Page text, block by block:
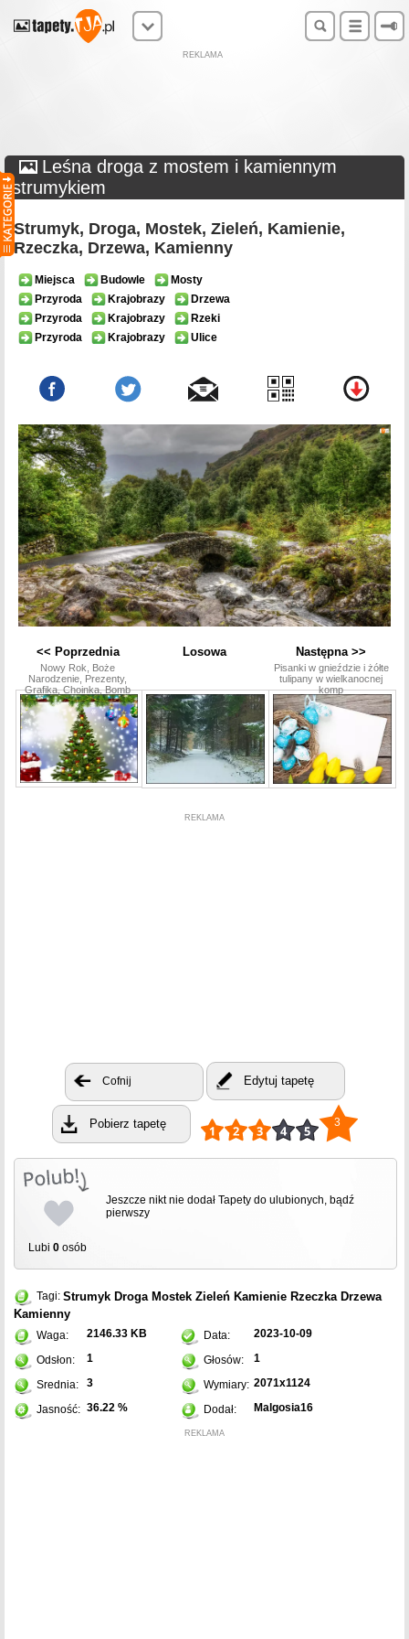
REKLAMA
Leśna droga z mostem i kamiennym
strumykiem
Strumyk, Droga, Mostek, Zieleń, Kamienie,
Rzeczka, Drzewa, Kamienny
Miejsca Budowle
Mosty
Przyroda
Krajobrazy
Drzewa
Przyroda
Krajobrazy
Rzeki
Przyroda
Krajobrazy Ulice
<< Poprzednia
Nowy Rok, Boże
Narodzenie, Prezenty,
Grafika, Choinka, Bomb
Losowa Następna >>
Pisanki w gnieździe i żółte
tulipany w wielkanocnej
komp
REKLAMA
Cofnij Edytuj tapetę
Pobierz tapetę 3
Lubi 0 osób
Jeszcze nikt nie dodał Tapety do ulubionych, bądź
pierwszy
Tagi: Strumyk Droga Mostek Zieleń Kamienie Rzeczka Drzewa
Kamienny
Waga: 2146.33 KB Data: 2023-10-09
Odsłon: 1 Głosów: 1
Srednia: 3 Wymiary: 2071x1124
Jasność: 36.22 % Dodał: Malgosia16
REKLAMA